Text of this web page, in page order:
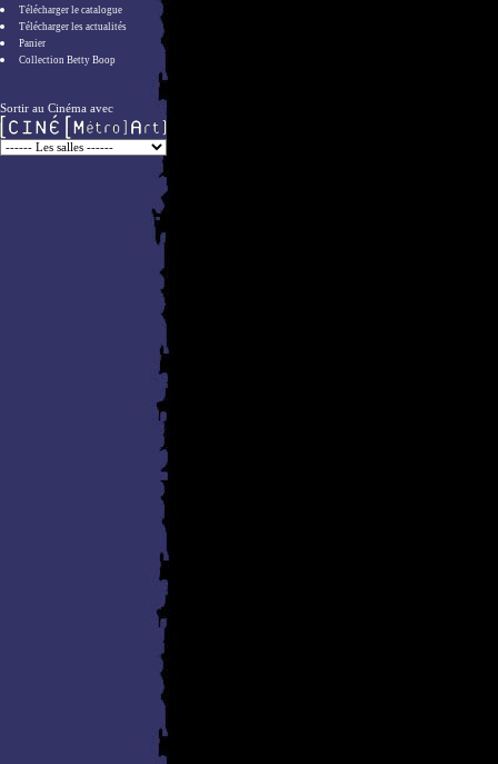
Télécharger le catalogue
Télécharger les actualités
Panier
Collection Betty Boop
Sortir au Cinéma avec